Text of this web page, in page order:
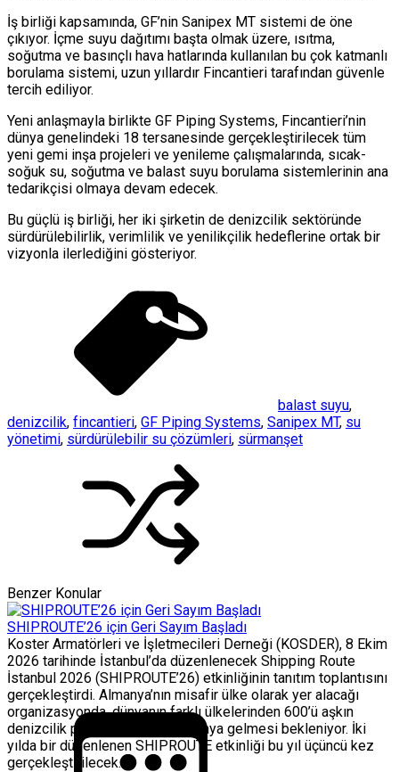
İş birliği kapsamında, GF’nin Sanipex MT sistemi de öne
çıkıyor. İçme suyu dağıtımı başta olmak üzere, ısıtma,
soğutma ve basınçlı hava hatlarında kullanılan bu çok katmanlı
borulama sistemi, uzun yıllardır Fincantieri tarafından güvenle
tercih ediliyor.
Yeni anlaşmayla birlikte GF Piping Systems, Fincantieri’nin
dünya genelindeki 18 tersanesinde gerçekleştirilecek tüm
yeni gemi inşa projeleri ve yenileme çalışmalarında, sıcak-
soğuk su, soğutma ve balast suyu borulama sistemlerinin ana
tedarikçisi olmaya devam edecek.
Bu güçlü iş birliği, her iki şirketin de denizcilik sektöründe
sürdürülebilirlik, verimlilik ve yenilikçilik hedeflerine ortak bir
vizyonla ilerlediğini gösteriyor.
balast suyu,
denizcilik, fincantieri, GF Piping Systems, Sanipex MT, su
yönetimi, sürdürülebilir su çözümleri, sürmanşet
Benzer Konular
SHIPROUTE’26 için Geri Sayım Başladı
Koster Armatörleri ve İşletmecileri Derneği (KOSDER), 8 Ekim
2026 tarihinde İstanbul’da düzenlenecek Shipping Route
İstanbul 2026 (SHIPROUTE’26) etkinliğinin tanıtım toplantısını
gerçekleştirdi. Almanya’nın misafir ülke olarak yer alacağı
organizasyonda, dünyanın farklı ülkelerinden 600’ü aşkın
denizcilik profesyonelinin bir araya gelmesi bekleniyor. İki
yılda bir düzenlenen SHIPROUTE etkinliği bu yıl üçüncü kez
gerçekleştirilecek....